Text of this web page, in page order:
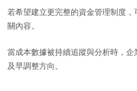
若希望建立更完整的資金管理制度，
關內容。
當成本數據被持續追蹤與分析時，
及早調整方向。